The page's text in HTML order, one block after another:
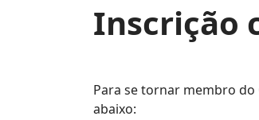
Inscrição
Para se tornar membro do
abaixo: